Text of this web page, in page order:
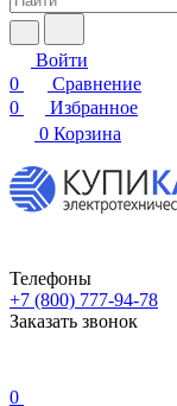
Войти
0
Сравнение
0
Избранное
0 Корзина
Телефоны
+7 (800) 777-94-78
Заказать звонок
0